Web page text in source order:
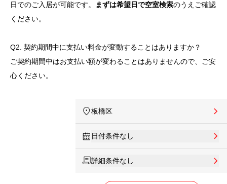
日でのご入居が可能です。
まずは希望日で空室検索のうえご確認
ください。
Q2. 契約期間中に支払い料金が変動することはありますか？
ご契約期間中はお支払い額が変わることはありませんので、ご安
心ください。
板橋区
日付条件なし
詳細条件なし